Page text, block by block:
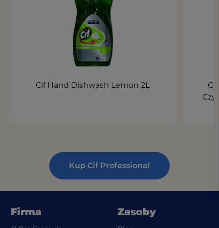
Cif Hand Dishwash Lemon 2L
Kup Cif Professional
Firma Zasoby